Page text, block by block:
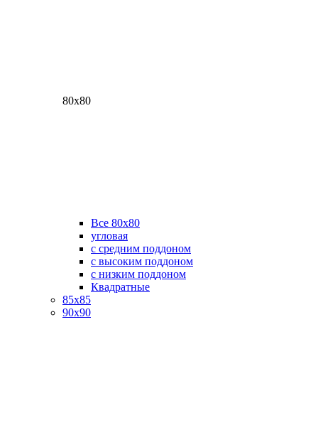
80х80
Все 80х80
угловая
с средним поддоном
с высоким поддоном
с низким поддоном
Квадратные
85х85
90х90